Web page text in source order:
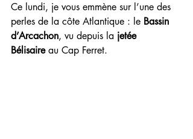
Ce lundi, je vous emmène sur l’une des
perles de la côte Atlantique : le Bassin
d’Arcachon, vu depuis la jetée
Bélisaire au Cap Ferret.